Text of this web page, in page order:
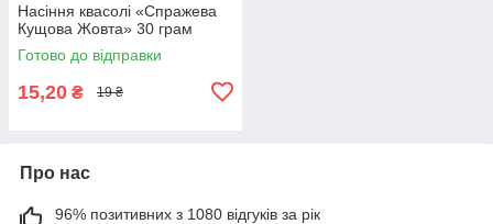
Насіння квасолі «Спражева
Кущова Жовта» 30 грам
Готово до відправки
15,20 ₴ 19 ₴
Про нас
96% позитивних з 1080 відгуків за рік